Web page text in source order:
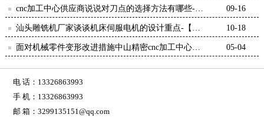
【鸿天驰】
cnc加工中心供应商说说对刀点的选择方法有哪些-
【鸿天驰】
09-16
汕头雕铣机厂家谈谈机床伺服电机的设计重点-【鸿
天驰】
10-18
面对机械零件变形改进措施中山精密cnc加工中心有
05-04
电 话：13326863993
手 机：13326863993
邮 箱：3299135151@qq.com